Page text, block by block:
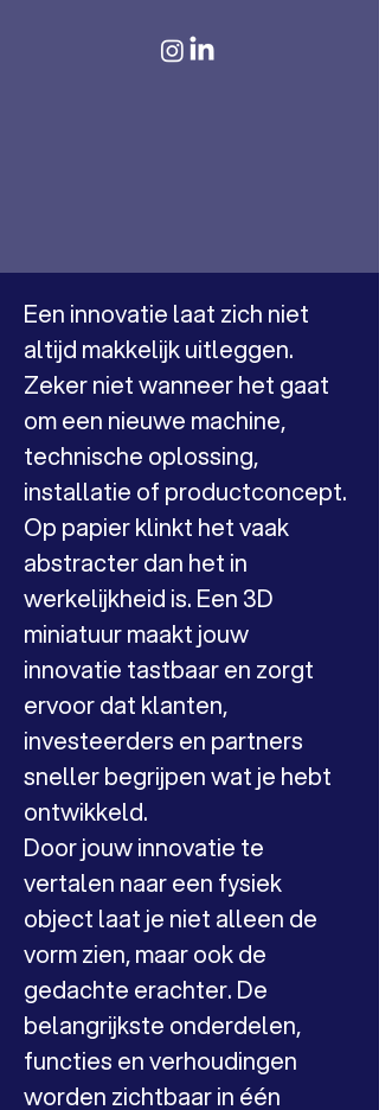
Een innovatie laat zich niet
altijd makkelijk uitleggen.
Zeker niet wanneer het gaat
om een nieuwe machine,
technische oplossing,
installatie of productconcept.
Op papier klinkt het vaak
abstracter dan het in
werkelijkheid is. Een 3D
miniatuur maakt jouw
innovatie tastbaar en zorgt
ervoor dat klanten,
investeerders en partners
sneller begrijpen wat je hebt
ontwikkeld.
Door jouw innovatie te
vertalen naar een fysiek
object laat je niet alleen de
vorm zien, maar ook de
gedachte erachter. De
belangrijkste onderdelen,
functies en verhoudingen
worden zichtbaar in één